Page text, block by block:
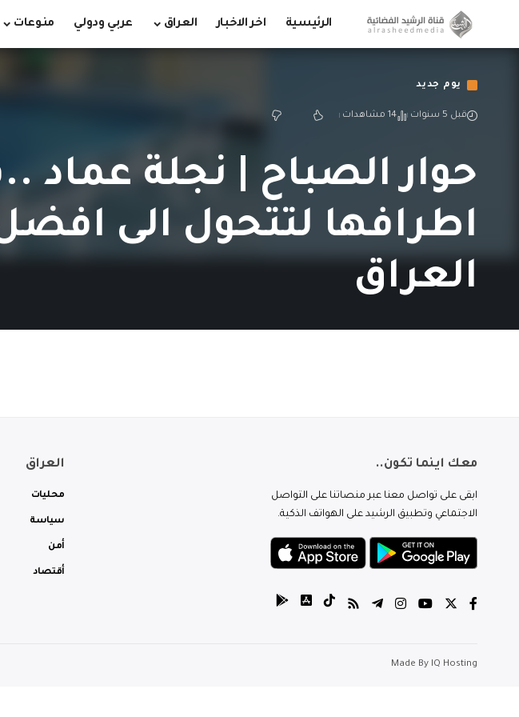
الرئيسية اخر الاخبار العراق عربي ودولي منوعات
يوم جديد
قبل 5 سنوات 14 مشاهدات
اطرافها لتتحول الى
العراق
معك اينما تكون..
ابقى على تواصل معنا عبر منصاتنا على التواصل
الاجتماعي وتطبيق الرشيد على الهواتف الذكية.
العراق
محليات
سياسة
أمن
أقتصاد
Made By IQ Hosting